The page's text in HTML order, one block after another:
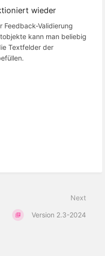
wieder
Feedback-Validierung
kann man beliebig
Textfelder der
Next
Version 2.3-2024